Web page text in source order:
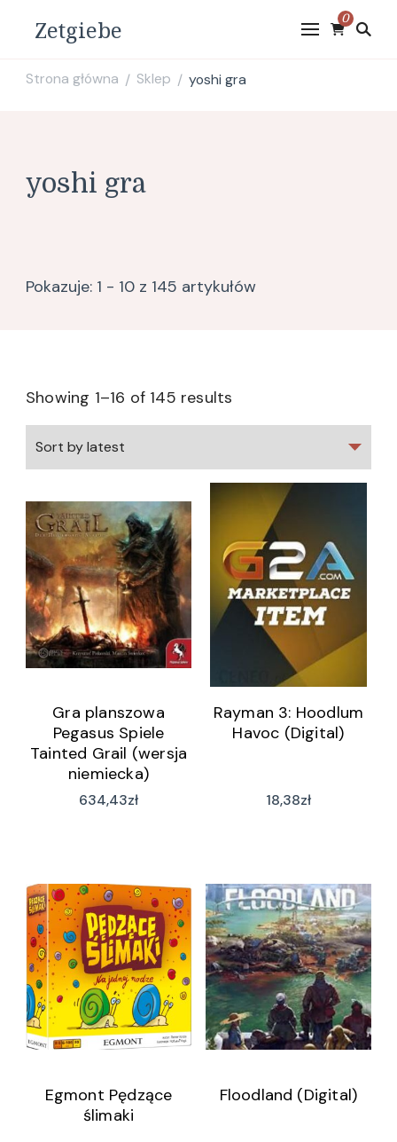
Zetgiebe 0
Strona główna / Sklep / yoshi gra
yoshi gra
Pokazuje: 1 - 10 z 145 artykułów
Showing 1–16 of 145 results
Gra planszowa
Pegasus Spiele
Tainted Grail (wersja
niemiecka)
634,43zł
Rayman 3: Hoodlum
Havoc (Digital)
18,38zł
Egmont Pędzące
ślimaki
Floodland (Digital)